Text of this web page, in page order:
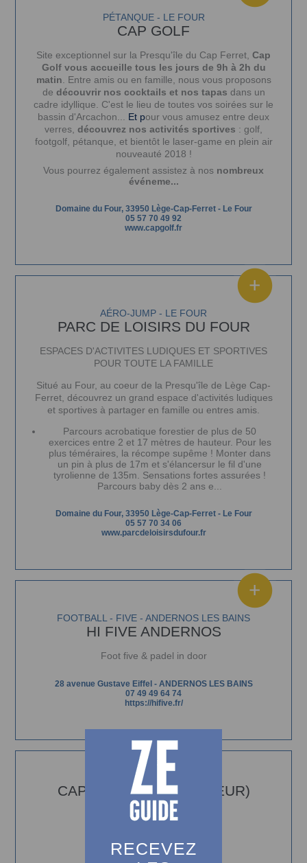
RECEVEZ
PÉTANQUE - LE FOUR
CAP GOLF
Site exceptionnel sur la Presqu'île du Cap Ferret, Cap
Golf vous accueille tous les jours de 9h à 2h du
matin . Entre amis ou en famille, nous vous proposons
de découvrir nos cocktails et nos tapas dans un
cadre idyllique. C'est le lieu de toutes vos soirées sur le
bassin d'Arcachon... Et pour vous amusez entre deux
verres, découvrez nos activités sportives : golf,
footgolf, pétanque, et bientôt le laser-game en plein air
nouveauté 2018 !
Vous pourrez également assistez à nos nombreux
événeme...
Domaine du Four, 33950 Lège-Cap-Ferret- Le Four
05 57 70 49 92
www.capgolf.fr
AÉRO-JUMP - LE FOUR
PARC DE LOISIRS DU FOUR
ESPACES D'ACTIVITES LUDIQUES ET SPORTIVES
POUR TOUTE LA FAMILLE
Situé au Four, au coeur de la Presqu'île de Lège Cap-
Ferret, découvrez un grand espace d'activités ludiques
et sportives à partager en famille ou entres amis.
Parcours acrobatique forestier de plus de 50
exercices entre 2 et 17 mètres de hauteur. Pour les
plus téméraires, la récompe supême ! Monter dans
un pin à plus de 17m et s'élancersur le fil d'une
tyrolienne de 135m. Sensations fortes assurées !
Parcours baby dès 2 ans e...
Domaine du Four, 33950 Lège-Cap-Ferret- Le Four
05 57 70 34 06
www.parcdeloisirsdufour.fr
FOOTBALL - FIVE - ANDERNOS LES BAINS
HI FIVE ANDERNOS
Foot five & padel in door
28 avenue Gustave Eiffel - ANDERNOS LES BAINS
07 49 49 64 74
https://hifive.fr/
LASER GAME - LE FOUR
CAP GOLF (EN EXTÉRIEUR)
Le Four